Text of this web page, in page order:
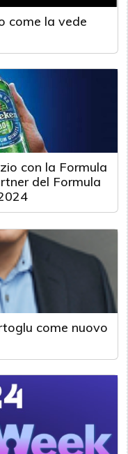
come la vede
con la Formula
del Formula
come nuovo